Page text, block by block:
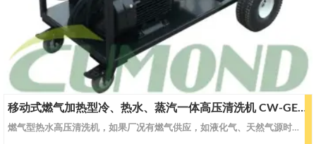
移动式燃气加热型冷、热水、蒸汽一体高压清洗机 CW-GEWS30
燃气型热水高压清洗机，如果厂况有燃气供应，如液化气、天然气源时，可选择燃气型清洗设备。 洁净环保， 保证了最低的燃烧排放，最低廉的使用成本以及最少的维护成本。移动式燃气加热型冷、热水、蒸汽高压清洗机。型号CW-GEWS25CW-GEWS30CW-GEWS40蒸汽蒸汽流量L/H108108120蒸汽压力Bar/Mpa35/3.535/3.535/3.5蒸汽温度℃145-185145-185145-1